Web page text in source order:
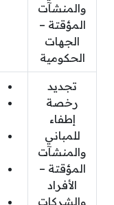
والمنشآت
المؤقتة –
الجهات
الحكومية
تجديد
رخصة
إطفاء
للمباني
والمنشآت
المؤقتة –
الأفراد
والشركات